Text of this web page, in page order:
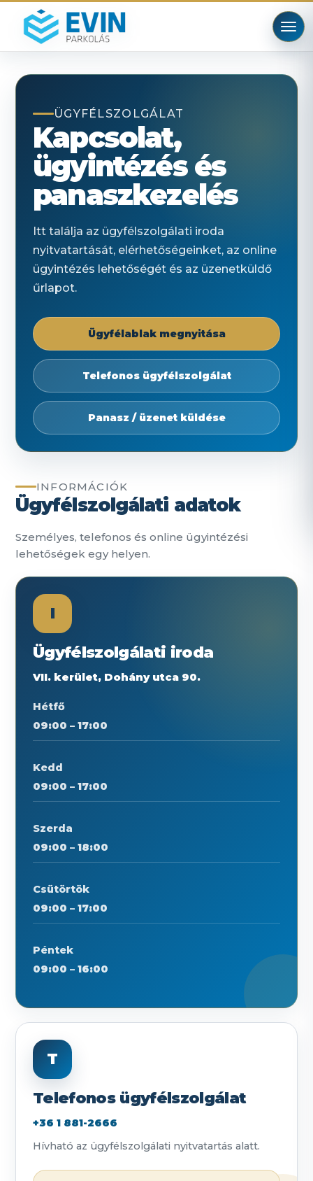
ÜGYFÉLSZOLGÁLAT
Kapcsolat,
ügyintézés és
panaszkezelés
Itt találja az ügyfélszolgálati iroda
nyitvatartását, elérhetőségeinket, az online
ügyintézés lehetőségét és az üzenetküldő
űrlapot.
Ügyfélablak megnyitása
Telefonos ügyfélszolgálat
Panasz / üzenet küldése
INFORMÁCIÓK
Ügyfélszolgálati adatok
Személyes, telefonos és online ügyintézési
lehetőségek egy helyen.
I
Ügyfélszolgálati iroda
VII. kerület, Dohány utca 90.
Hétfő
09:00 – 17:00
Kedd
09:00 – 17:00
Szerda
09:00 – 18:00
Csütörtök
09:00 – 17:00
Péntek
09:00 – 16:00
T
Telefonos ügyfélszolgálat
+36 1 881-2666
Hívható az ügyfélszolgálati nyitvatartás alatt.